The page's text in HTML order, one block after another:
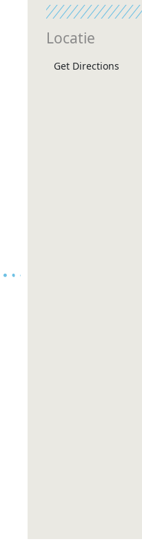
Locatie
Get Directions